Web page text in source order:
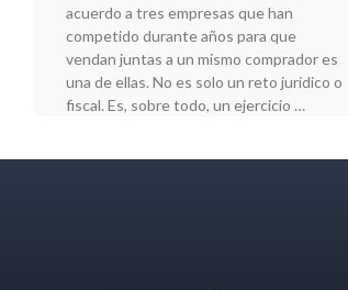
acuerdo a tres empresas que han
competido durante años para que
vendan juntas a un mismo comprador es
una de ellas. No es solo un reto jurídico o
fiscal. Es, sobre todo, un ejercicio …